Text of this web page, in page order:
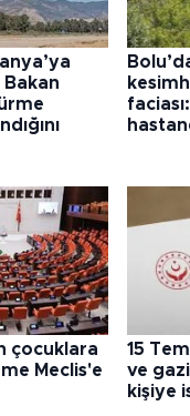
çocuklara
Meclis'e
15
ve
kişiye